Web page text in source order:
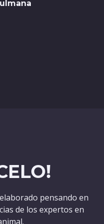
pensando en
de los expertos en